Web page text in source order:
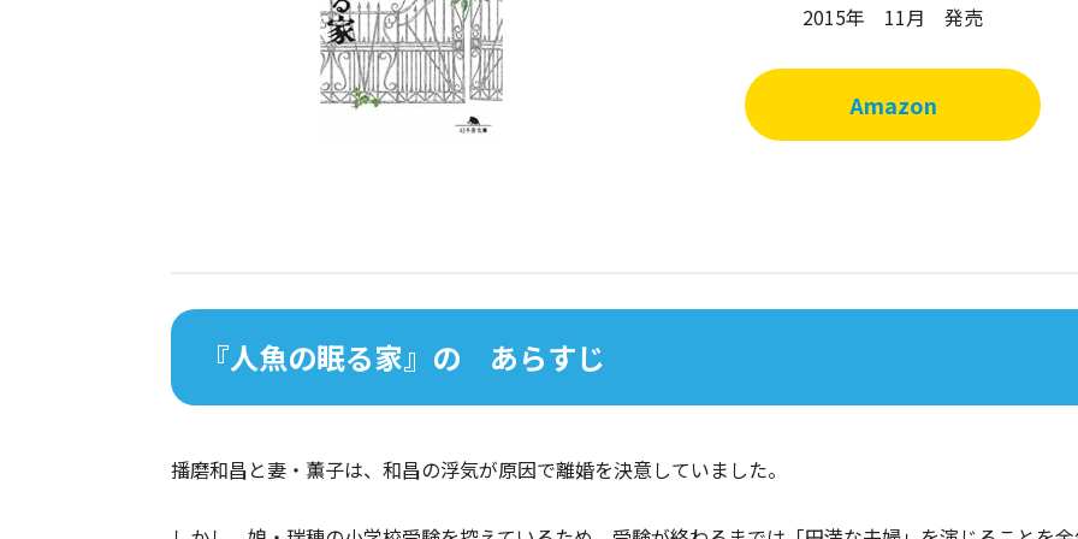
2015年 11月 発売
Amazon
『人魚の眠る家』の あらすじ
播磨和昌と妻・薫子は、和昌の浮気が原因で離婚を決意していました。